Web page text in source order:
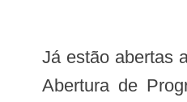
Já estão abertas as matrículas para os cursos Orientação para Abertura de Programa de Residência Médica e Orientação para
Abertura de